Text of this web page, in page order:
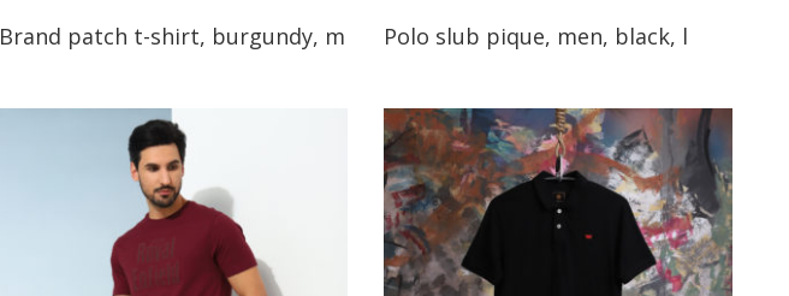
Brand patch t-shirt, burgundy, m Polo slub pique, men, black, l